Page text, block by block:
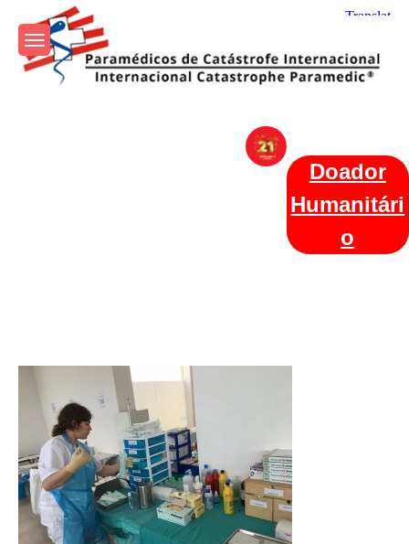
content
Internacional
Doador
Humanitári
o